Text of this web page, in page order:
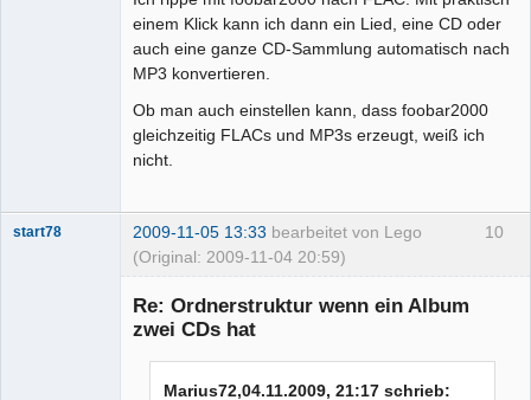
einem Klick kann ich dann ein Lied, eine CD oder
auch eine ganze CD-Sammlung automatisch nach
MP3 konvertieren.
Ob man auch einstellen kann, dass foobar2000
gleichzeitig FLACs und MP3s erzeugt, weiß ich
nicht.
10
start78 2009-11-05 13:33 bearbeitet von Lego
(Original: 2009-11-04 20:59)
Re: Ordnerstruktur wenn ein Album
zwei CDs hat
Marius72,04.11.2009, 21:17 schrieb: